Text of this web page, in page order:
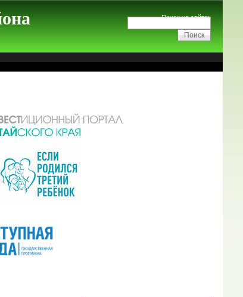
Поиск на сайте: